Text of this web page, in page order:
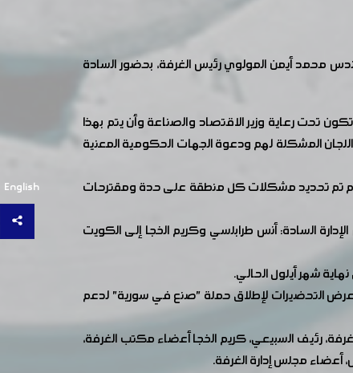
English
محمد أيمن المولوي رئيس الغرفة، بحضور السادة
تحت رعاية وزير الاقتصاد والصناعة وأن يتم بهذا
المشكلة لهم ودعوة الجهات الحكومية المعنية
تم تحديد مشكلات كل منطقة على حدة ومقترحات
السادة: أنس طرابلسي وكريم الخجا إلى الكويت
شهر أيلول الحالي.
عرض التحضيرات لإطلاق حملة "صنع في سورية" لدعم
رئيف السبيعي، كريم الخجا أعضاء مكتب الغرفة،
أعضاء مجلس إدارة الغرفة.